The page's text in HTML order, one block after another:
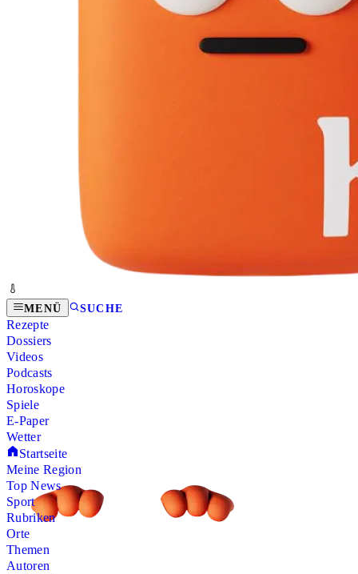
MENÜ SUCHE
Rezepte
Dossiers
Videos
Podcasts
Horoskope
Spiele
E-Paper
Wetter
Startseite
Meine Region
Top News
Sport
Rubriken
Orte
Themen
Autoren